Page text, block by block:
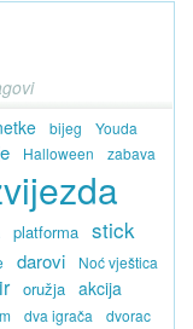
bijeg Youda
Halloween zabava
platforma stick
darovi
Noć vještica
oružja akcija
dva igrača dvorac